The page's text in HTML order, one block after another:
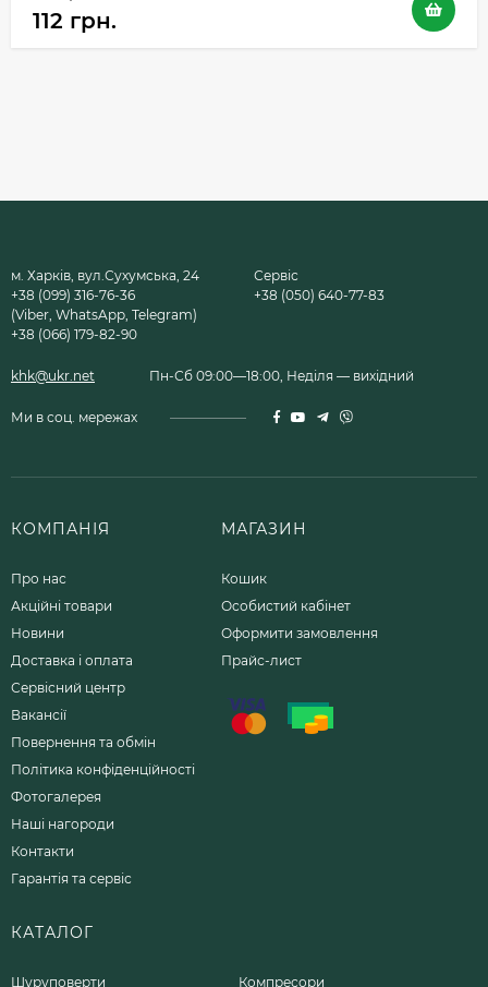
112 грн.
м. Харків, вул.Сухумська, 24
+38 (099) 316-76-36
(Viber, WhatsApp, Telegram)
+38 (066) 179-82-90
Сервіс
+38 (050) 640-77-83
khk@ukr.net Пн-Сб 09:00—18:00, Неділя — вихідний
Ми в соц. мережах
КОМПАНІЯ
Про нас
Акційні товари
Новини
Доставка і оплата
Сервісний центр
Вакансії
Повернення та обмін
Політика конфіденційності
Фотогалерея
Наші нагороди
Контакти
Гарантія та сервіс
МАГАЗИН
Кошик
Особистий кабінет
Оформити замовлення
Прайс-лист
КАТАЛОГ
Шуруповерти Компресори